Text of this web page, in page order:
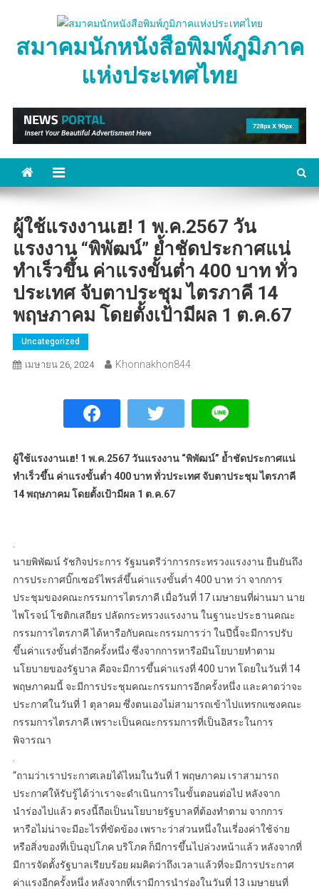
contentสมาคมนักหนังสือพิมพ์ภูมิภาค
แห่งประเทศไทย
ผู้ใช้แรงงานเฮ! 1 พ.ค.2567 วัน
แรงงาน “พิพัฒน์” ย้ำชัดประกาศแน่
ทำเร็วขึ้น ค่าแรงขั้นต่ำ 400 บาท ทั่ว
ประเทศ จับตาประชุม ไตรภาคี 14
พฤษภาคม โดยตั้งเป้ามีผล 1 ต.ค.67
Uncategorized
เมษายน 26, 2024 Khonnakhon844
ผู้ใช้แรงงานเฮ! 1 พ.ค.2567 วันแรงงาน “พิพัฒน์” ย้ำชัดประกาศแน่
ทำเร็วขึ้น ค่าแรงขั้นต่ำ 400 บาท ทั่วประเทศ จับตาประชุม ไตรภาคี
14 พฤษภาคม โดยตั้งเป้ามีผล 1 ต.ค.67
นายพิพัฒน์ รัชกิจประการ รัฐมนตรีว่าการกระทรวงแรงงาน ยืนยันถึง
การประกาศบิ๊กเซอร์ไพรส์ขึ้นค่าแรงขั้นต่ำ 400 บาท ว่า จากการ
ประชุมของคณะกรรมการไตรภาคี เมื่อวันที่ 17 เมษายนที่ผ่านมา นาย
ไพโรจน์ โชติกเสถียร ปลัดกระทรวงแรงงาน ในฐานะประธานคณะ
กรรมการไตรภาคี ได้หารือกับคณะกรรมการว่า ในปีนี้จะมีการปรับ
ขึ้นค่าแรงขั้นต่ำอีกครั้งหนึ่ง ซึ่งจากการหารือมีนโยบายทําตาม
นโยบายของรัฐบาล คือจะมีการขึ้นค่าแรงที่ 400 บาท โดยในวันที่ 14
พฤษภาคมนี้ จะมีการประชุมคณะกรรมการอีกครั้งหนึ่ง และคาดว่าจะ
ประกาศในวันที่ 1 ตุลาคม ซึ่งตนเองไม่สามารถเข้าไปแทรกแซงคณะ
กรรมการไตรภาคี เพราะเป็นคณะกรรมการที่เป็นอิสระในการ
พิจารณา
“ถามว่าเราประกาศเลยได้ไหมในวันที่ 1 พฤษภาคม เราสามารถ
ประกาศให้รับรู้ได้ว่าเราจะดำเนินการในขั้นตอนต่อไป หลังจาก
นำร่องไปแล้ว ตรงนี้ถือเป็นนโยบายรัฐบาลที่ต้องทําตาม จากการ
หารือไม่น่าจะมีอะไรที่ขัดข้อง เพราะว่าส่วนหนึ่งในเรี่องค่าใช้จ่าย
หรือสิ่งของที่เป็นอุปโภค บริโภค ก็มีการขึ้นไปล่วงหน้าแล้ว หลังจากที่
มีการจัดตั้งรัฐบาลเรียบร้อย ผมคิดว่าถึงเวลาแล้วที่จะมีการประกาศ
ค่าแรงอีกครั้งหนึ่ง หลังจากที่เรามีการนําร่องในวันที่ 13 เมษายนที่